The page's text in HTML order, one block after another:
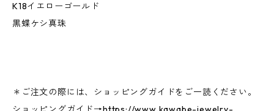
K18イエローゴールド
黒蝶ケシ真珠
＊ご注文の際には、ショッピングガイドをご一読ください。